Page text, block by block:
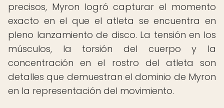
precisos, Myron logró capturar el momento
exacto en el que el atleta se encuentra en
pleno lanzamiento de disco. La tensión en los
músculos, la torsión del cuerpo y la
concentración en el rostro del atleta son
detalles que demuestran el dominio de Myron
en la representación del movimiento.